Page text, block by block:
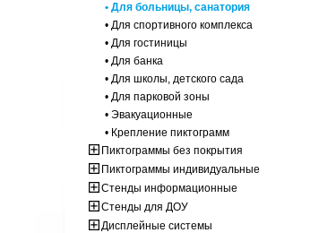
• Для больницы, санатория
• Для спортивного комплекса
• Для гостиницы
• Для банка
• Для школы, детского сада
• Для парковой зоны
• Эвакуационные
• Крепление пиктограмм
Пиктограммы без покрытия
Пиктограммы индивидуальные
Стенды информационные
Стенды для ДОУ
Дисплейные системы